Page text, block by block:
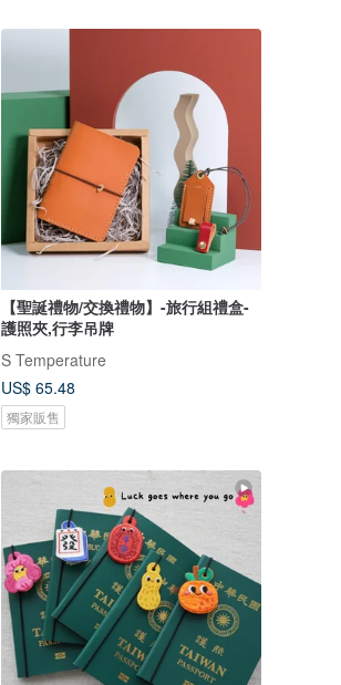
【聖誕禮物/交換禮物】-旅行組禮盒-
護照夾,行李吊牌
S Temperature
US$ 65.48
獨家販售